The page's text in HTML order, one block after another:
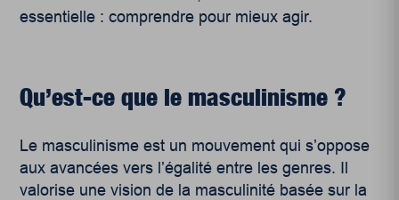
essentielle : comprendre pour mieux agir.
Qu’est-ce que le masculinisme ?
Le masculinisme est un mouvement qui s’oppose
aux avancées vers l’égalité entre les genres. Il
valorise une vision de la masculinité basée sur la